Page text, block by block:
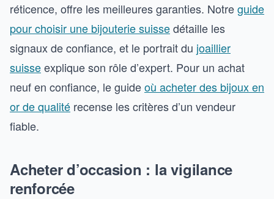
réticence, offre les meilleures garanties. Notreguide
pour choisir une bijouterie suissedétaille les
signaux de confiance, et le portrait du joaillier
suisseexplique son rôle d’expert. Pour un achat
neuf en confiance, le guideoù acheter des bijoux en
or de qualité recense les critères d’un vendeur
fiable.
Acheter d’occasion : la vigilance
renforcée